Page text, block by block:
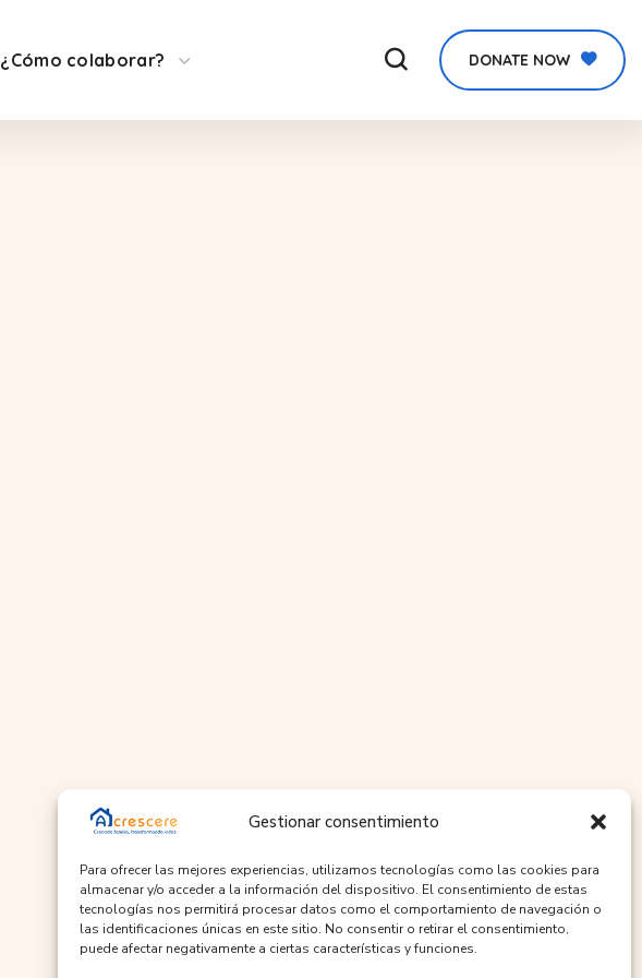
Gestionar consentimiento
Para ofrecer las mejores experiencias, utilizamos tecnologías como las cookies para
almacenar y/o acceder a la información del dispositivo. El consentimiento de estas
tecnologías nos permitirá procesar datos como el comportamiento de navegación o
las identificaciones únicas en este sitio. No consentir o retirar el consentimiento,
puede afectar negativamente a ciertas características y funciones.
¿Cómo colaborar? DONATE NOW